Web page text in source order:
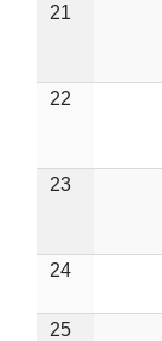
21
22
23
24
25